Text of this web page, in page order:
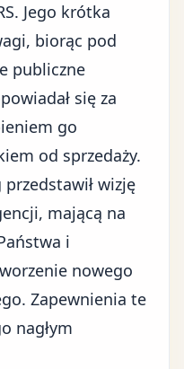
. Jego krótka
biorąc pod
publiczne
się za
go
od sprzedaży.
wizję
mającą na
i
nowego
Zapewnienia te
nagłym